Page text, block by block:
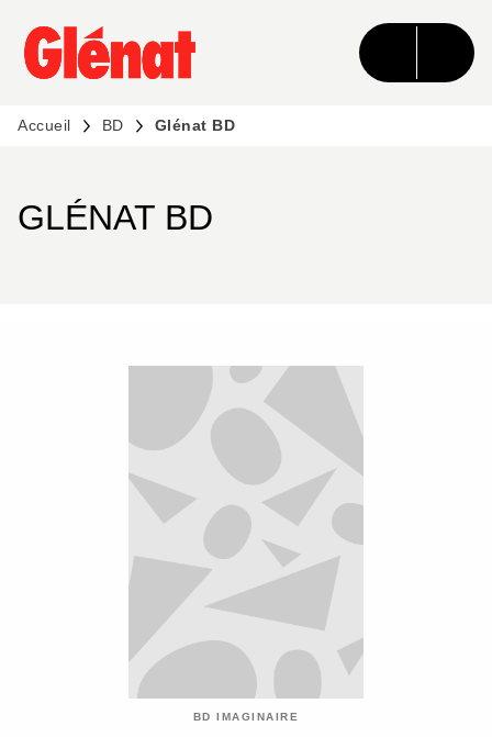
MENU RECHERCHE CONTENU
PIED DE PAGE
Accueil BD Glénat BD
GLÉNAT BD
BD IMAGINAIRE